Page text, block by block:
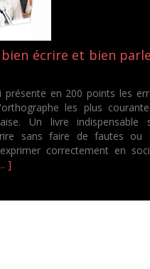
écrire et bien
présente en 200 points les
les plus
Un livre indispensable
sans faire de fautes ou
correctement en
]